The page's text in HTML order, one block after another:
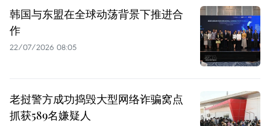
韩国与东盟在全球动荡背景下推进合
作
22/07/2026 08:05
老挝警方成功捣毁大型网络诈骗窝点
抓获589名嫌疑人